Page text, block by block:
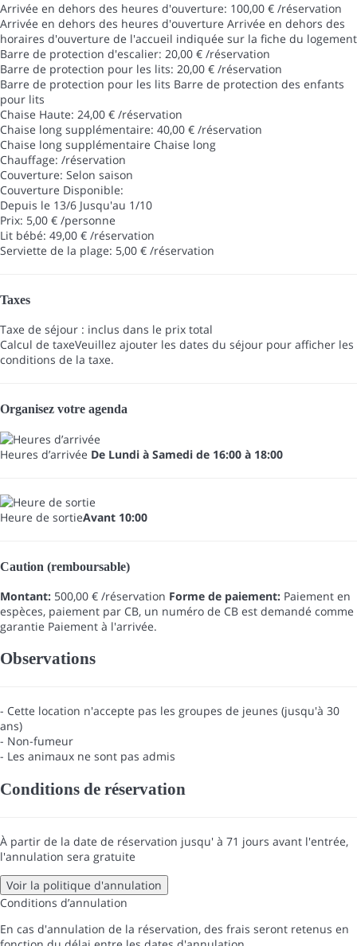
Arrivée en dehors des heures d'ouverture: 100,00 € /réservation
Arrivée en dehors des heures d'ouverture Arrivée en dehors des
horaires d'ouverture de l'accueil indiquée sur la fiche du logement
Barre de protection d'escalier: 20,00 € /réservation
Barre de protection pour les lits: 20,00 € /réservation
Barre de protection pour les lits Barre de protection des enfants
pour lits
Chaise Haute: 24,00 € /réservation
Chaise long supplémentaire: 40,00 € /réservation
Chaise long supplémentaire Chaise long
Chauffage: /réservation
Couverture: Selon saison
Couverture Disponible:
Depuis le 13/6 Jusqu'au 1/10
Prix: 5,00 € /personne
Lit bébé: 49,00 € /réservation
Serviette de la plage: 5,00 € /réservation
Taxes
Taxe de séjour : inclus dans le prix total
Calcul de taxeVeuillez ajouter les dates du séjour pour afficher les
conditions de la taxe.
Organisez votre agenda
Heures d’arrivée De Lundi à Samedi de 16:00 à 18:00
Heure de sortieAvant 10:00
Caution (remboursable)
Montant: 500,00 € /réservation Forme de paiement: Paiement en
espèces, paiement par CB, un numéro de CB est demandé comme
garantie Paiement à l'arrivée.
Observations
- Cette location n'accepte pas les groupes de jeunes (jusqu'à 30
ans)
- Non-fumeur
- Les animaux ne sont pas admis
Conditions de réservation
À partir de la date de réservation jusqu' à 71 jours avant l'entrée,
l'annulation sera gratuite
Voir la politique d'annulation
Conditions d’annulation
En cas d'annulation de la réservation, des frais seront retenus en